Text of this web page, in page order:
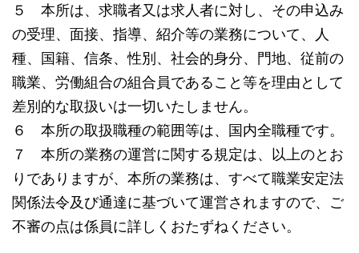
５ 本所は、求職者又は求人者に対し、その申込み
の受理、面接、指導、紹介等の業務について、人
種、国籍、信条、性別、社会的身分、門地、従前の
職業、労働組合の組合員であること等を理由として
差別的な取扱いは一切いたしません。
６ 本所の取扱職種の範囲等は、国内全職種です。
７ 本所の業務の運営に関する規定は、以上のとお
りでありますが、本所の業務は、すべて職業安定法
関係法令及び通達に基づいて運営されますので、ご
不審の点は係員に詳しくおたずねください。